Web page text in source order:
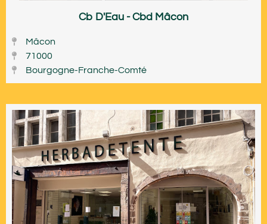
Cb D'Eau - Cbd Mâcon
Mâcon
71000
Bourgogne-Franche-Comté